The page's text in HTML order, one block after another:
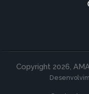
Copyright 2026,